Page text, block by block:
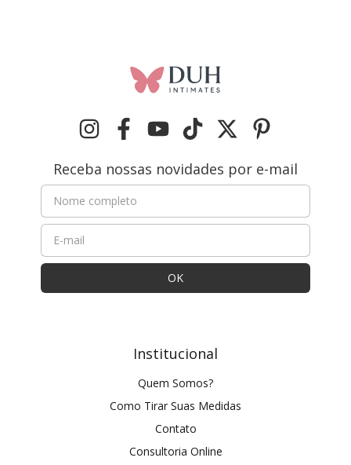
Receba nossas novidades por e-mail
Institucional
Quem Somos?
Como Tirar Suas Medidas
Contato
Consultoria Online